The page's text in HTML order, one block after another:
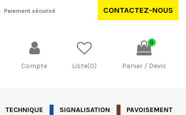
Paiement sécurisé CONTACTEZ-NOUS
Compte Liste(0)
0
Panier / Devis
TECHNIQUE SIGNALISATION PAVOISEMENT